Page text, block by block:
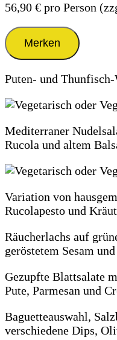
56,90 € pro Person
Merken
Puten- und Thunfisch-
Mediterraner
Rucola und altem
Variation von
Rucolapesto und
Räucherlachs auf
geröstetem Sesam
Gezupfte Blattsalate
Pute, Parmesan und
Baguetteauswahl,
verschiedene Dips,